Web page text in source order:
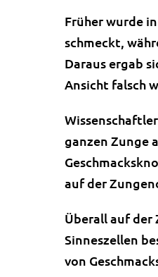
Früher wurde
schmeckt,
Daraus ergab
Ansicht falsch
ganzen Zunge
auf der
Überall auf der
Sinneszellen
von